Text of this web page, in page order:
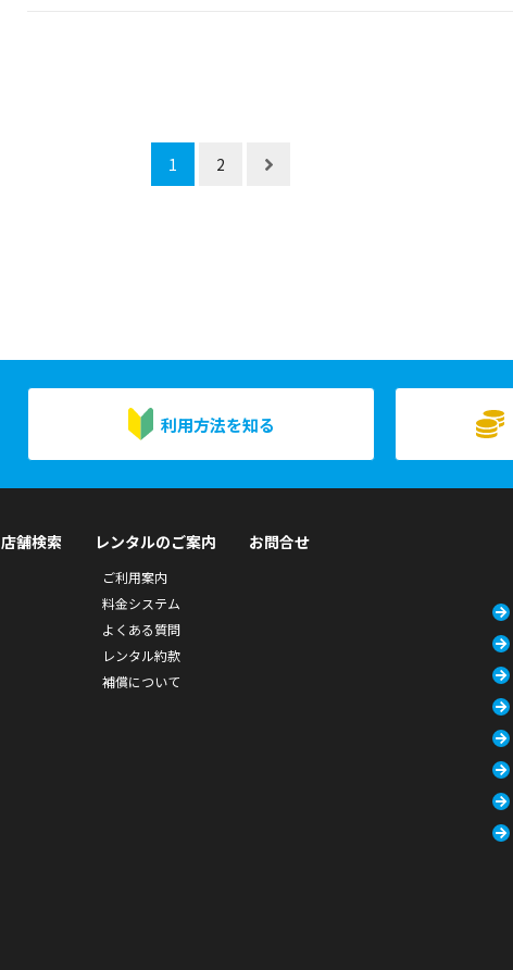
1 2
利用方法を知る
店舗検索 レンタルのご案内
ご利用案内
料金システム
よくある質問
レンタル約款
補償について
お問合せ